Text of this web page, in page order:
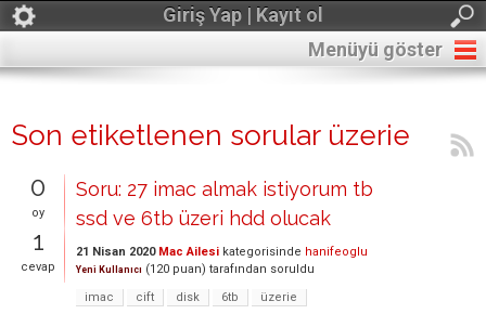
Giriş Yap | Kayıt ol
Menüyü göster
Son etiketlenen sorular üzerie
0
oy
1
cevap
Soru: 27 imac almak istiyorum tb
ssd ve 6tb üzeri hdd olucak
21 Nisan 2020 Mac Ailesi kategorisinde hanifeoglu
Yeni Kullanıcı (120 puan) tarafından soruldu
imac
cift disk 6tb üzerie